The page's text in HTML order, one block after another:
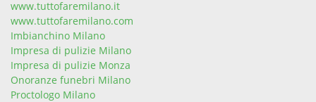
www.tuttofaremilano.it
www.tuttofaremilano.com
Imbianchino Milano
Impresa di pulizie Milano
Impresa di pulizie Monza
Onoranze funebri Milano
Proctologo Milano